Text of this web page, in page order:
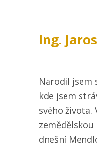
Ing.
Narodil jsem
kde jsem
svého života.
dnešní